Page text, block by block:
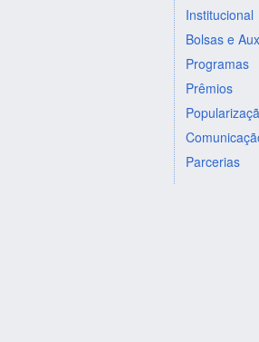
Institucional
Bolsas e
Programas
Prêmios
Parcerias